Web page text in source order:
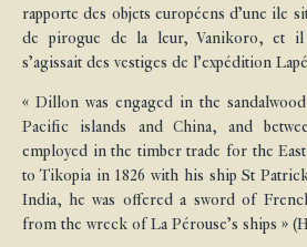
rapporte des objets européens d’une ile
de pirogue de la leur, Vanikoro, et
s’agissait des vestiges de l’expédition
« Dillon was engaged in the
Pacific islands and China, and
employed in the timber trade for the
to Tikopia in 1826 with his ship St
India, he was offered a sword of
from the wreck of La Pérouse’s ships »